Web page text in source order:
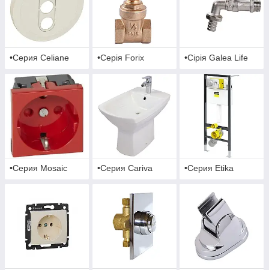
•Серия Celiane •Серія Forix •Сірія Galea Life
•Серия Mosaic •Серия Cariva •Серия Etika